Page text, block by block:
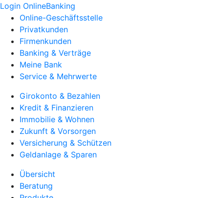
Login OnlineBanking
Online-Geschäftsstelle
Privatkunden
Firmenkunden
Banking & Verträge
Meine Bank
Service & Mehrwerte
Girokonto & Bezahlen
Kredit & Finanzieren
Immobilie & Wohnen
Zukunft & Vorsorgen
Versicherung & Schützen
Geldanlage & Sparen
Übersicht
Beratung